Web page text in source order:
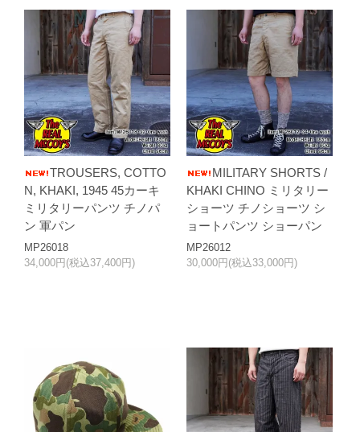
TROUSERS, COTTO
N, KHAKI, 1945 45カーキ
ミリタリーパンツ チノパ
ン 軍パン
MP26018
34,000円(税込37,400円)
MILITARY SHORTS /
KHAKI CHINO ミリタリー
ショーツ チノショーツ シ
ョートパンツ ショーパン
MP26012
30,000円(税込33,000円)